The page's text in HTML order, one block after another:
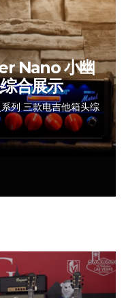
Nano 小幽
合展示
列 三款电吉他箱头综